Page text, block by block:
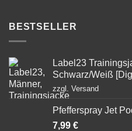
BESTSELLER
Label23
Schwarz/Weiß
zzgl. Versand
Pfefferspray Jet
7,99 €